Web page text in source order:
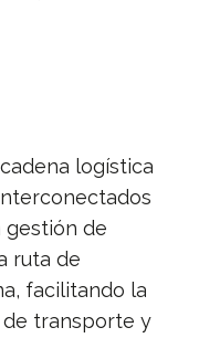
logística
gestión de
ruta de
facilitando la
transporte y